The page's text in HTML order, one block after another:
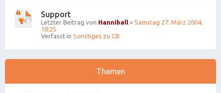
Support
Letzter Beitrag von Hanniball « Samstag 27. März 2004,
18:25
Verfasst in Sonstiges zu CB
Themen